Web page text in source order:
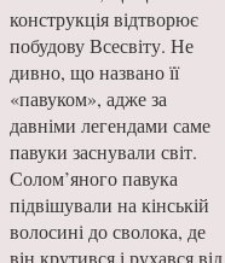
конструкція відтворює
по­будову Всесвіту. Не
дивно, що названо її
«павуком», адже за
давніми легенда­ми саме
павуки заснували світ.
Солом’яного павука
підвішували на кінській
волосині до сволока, де
він крутився і рухався від